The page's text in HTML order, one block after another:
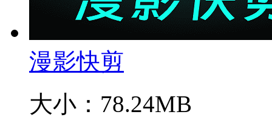
漫影快剪
大小：78.24MB